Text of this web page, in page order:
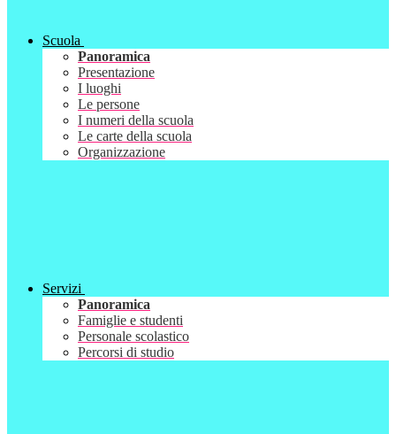
Scuola
Panoramica
Presentazione
I luoghi
Le persone
I numeri della scuola
Le carte della scuola
Organizzazione
Servizi
Panoramica
Famiglie e studenti
Personale scolastico
Percorsi di studio